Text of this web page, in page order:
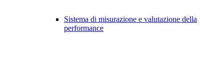
Sistema di misurazione e valutazione della
performance